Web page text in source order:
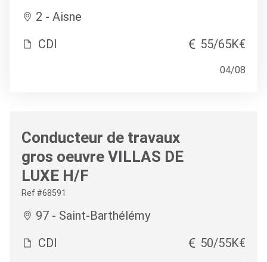
2 - Aisne
CDI
55/65K€
04/08
Conducteur de travaux
gros oeuvre VILLAS DE
LUXE H/F
Ref #68591
97 - Saint-Barthélémy
CDI
50/55K€